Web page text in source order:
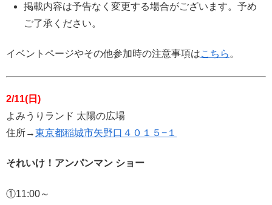
掲載内容は予告なく変更する場合がございます。予め
ご了承ください。
イベントページやその他参加時の注意事項はこちら 。
2/11(日)
よみうりランド 太陽の広場
住所→東京都稲城市矢野口４０１５−１
それいけ！アンパンマン ショー
①11:00～